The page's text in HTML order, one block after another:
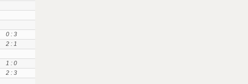
0 : 3
2 : 1
1 : 0
2 : 3